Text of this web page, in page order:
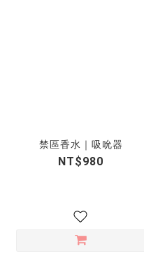
禁區香水｜吸吮器
NT$980